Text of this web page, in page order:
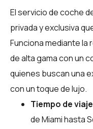
El servicio de coche
privada y exclusiva
Funciona mediante la
de alta gama con un
quienes buscan una
con un toque de lujo.
Tiempo de
de Miami hasta